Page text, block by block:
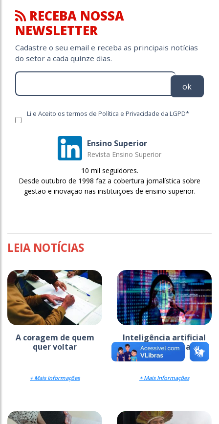
RECEBA NOSSA
NEWSLETTER
Cadastre o seu email e receba as principais notícias
do setor a cada quinze dias.
ok
Li e Aceito os termos de Política e Privacidade da LGPD*
Ensino Superior
Revista Ensino Superior
10 mil seguidores.
Desde outubro de 1998 faz a cobertura jornalística sobre
gestão e inovação nas instituições de ensino superior.
LEIA NOTÍCIAS
A coragem de quem
quer voltar
+ Mais Informações
Inteligência artificial
pede mão na massa
+ Mais Informações